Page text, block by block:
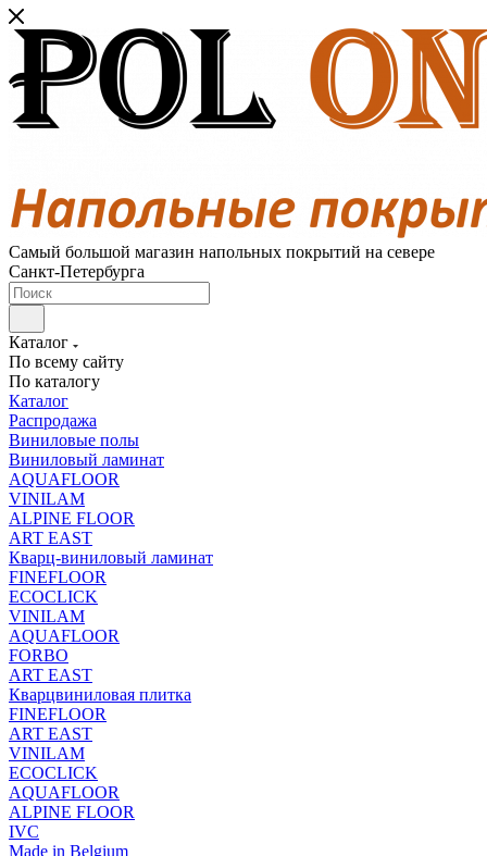
Самый большой магазин напольных покрытий на севере
Санкт-Петербурга
Каталог
По всему сайту
По каталогу
Каталог
Распродажа
Виниловые полы
Виниловый ламинат
AQUAFLOOR
VINILAM
ALPINE FLOOR
ART EAST
Кварц-виниловый ламинат
FINEFLOOR
ECOCLICK
VINILAM
AQUAFLOOR
FORBO
ART EAST
Кварцвиниловая плитка
FINEFLOOR
ART EAST
VINILAM
ECOCLICK
AQUAFLOOR
ALPINE FLOOR
IVC
Made in Belgium